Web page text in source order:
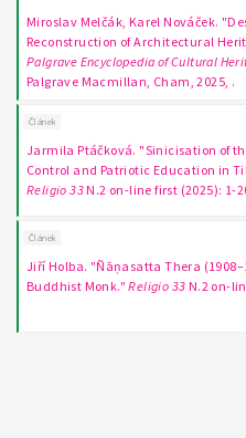
Miroslav Melčák, Karel Nováček.
Reconstruction of Architectural
Palgrave Encyclopedia of Cultural
Palgrave Macmillan, Cham, 2025, .
Článek
Jarmila Ptáčková. "Sinicisation of
Control and Patriotic Education in
Religio 33 N.2 on-line first (2025): 1-
Článek
Jiří Holba. "Ñāṇasatta Thera
Buddhist Monk."Religio 33 N.2 on-